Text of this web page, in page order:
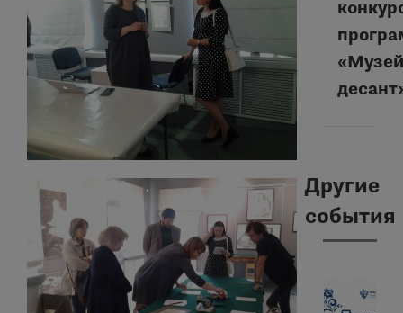
запись:
Другие
события